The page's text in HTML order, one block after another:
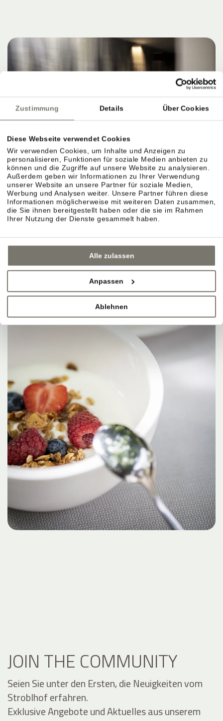
Zustimmung Details Über Cookies
Diese Webseite verwendet Cookies
Wir verwenden Cookies, um Inhalte und Anzeigen zu
personalisieren, Funktionen für soziale Medien anbieten zu
können und die Zugriffe auf unsere Website zu analysieren.
Außerdem geben wir Informationen zu Ihrer Verwendung
unserer Website an unsere Partner für soziale Medien,
Werbung und Analysen weiter. Unsere Partner führen diese
Informationen möglicherweise mit weiteren Daten zusammen,
die Sie ihnen bereitgestellt haben oder die sie im Rahmen
Ihrer Nutzung der Dienste gesammelt haben.
Alle zulassen
Anpassen
Ablehnen
JOIN THE COMMUNITY
Seien Sie unter den Ersten, die Neuigkeiten vom
Stroblhof erfahren.
Exklusive Angebote und Aktuelles aus unserem